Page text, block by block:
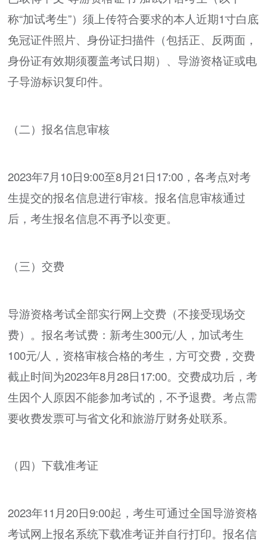
称“加试考生”）须上传符合要求的本人近期1寸白底
免冠证件照片、身份证扫描件（包括正、反两面，
身份证有效期须覆盖考试日期）、导游资格证或电
子导游标识复印件。
（二）报名信息审核
2023年7月10日9:00至8月21日17:00，各考点对考
生提交的报名信息进行审核。报名信息审核通过
后，考生报名信息不再予以变更。
（三）交费
导游资格考试全部实行网上交费（不接受现场交
费）。报名考试费：新考生300元/人，加试考生
100元/人，资格审核合格的考生，方可交费，交费
截止时间为2023年8月28日17:00。交费成功后，考
生因个人原因不能参加考试的，不予退费。考点需
要收费发票可与省文化和旅游厅财务处联系。
（四）下载准考证
2023年11月20日9:00起，考生可通过全国导游资格
考试网上报名系统下载准考证并自行打印。报名信